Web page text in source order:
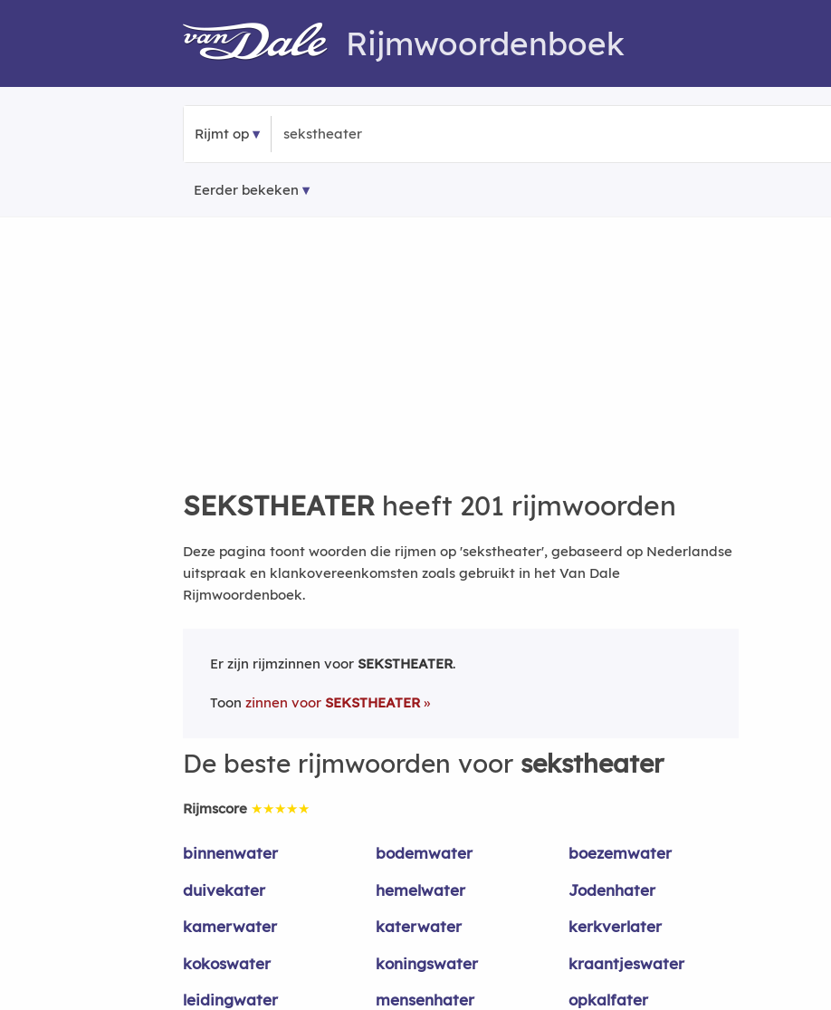
Rijmwoordenboek
Rijmt op
Eerder bekeken
SEKSTHEATER heeft 201 rijmwoorden
Deze pagina toont woorden die rijmen op 'sekstheater', gebaseerd op Nederlandse
uitspraak en klankovereenkomsten zoals gebruikt in het Van Dale
Rijmwoordenboek.
Er zijn rijmzinnen voor SEKSTHEATER.
Toon zinnen voor SEKSTHEATER
De beste rijmwoorden voor sekstheater
Rijmscore ★★★★★
binnenwater bodemwater
boezemwater
duivekater
hemelwater
Jodenhater
kamerwater
katerwater
kerkverlater
kokoswater
koningswater
kraantjeswater
leidingwater
mensenhater
opkalfater